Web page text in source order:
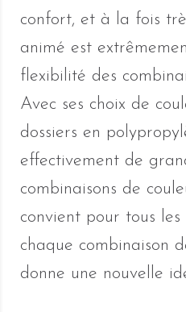
confort, et à la fois
animé est
flexibilité des
Avec ses choix de
dossiers en
effectivement de
combinaisons de
convient pour tous les
chaque combinaison
donne une nouvelle